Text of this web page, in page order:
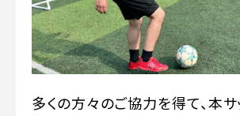
多くの方々のご協力を得て、本